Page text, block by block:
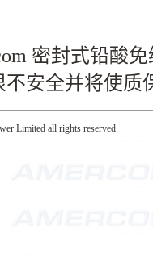
密封式铅酸
不安全并将使质
Limited all rights reserved.